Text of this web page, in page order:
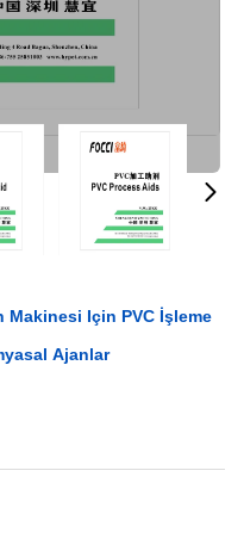
Makinesi Için PVC İşleme
Ajanlar